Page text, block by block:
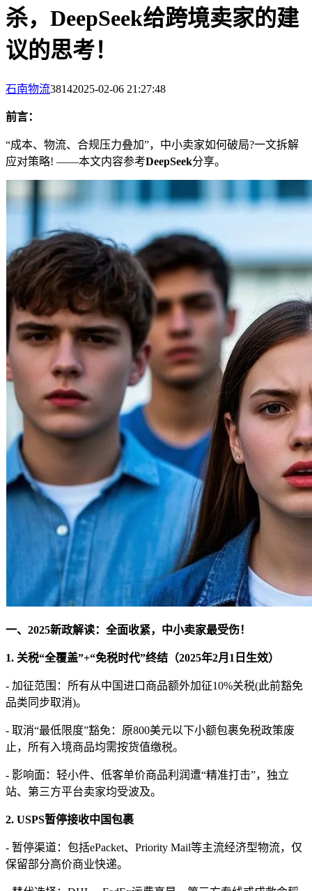
杀，DeepSeek给跨境卖家的建
议的思考！
石南物流38142025-02-06 21:27:48
前言：
“成本、物流、合规压力叠加”，中小卖家如何破局?一文拆解
应对策略! ——本文内容参考DeepSeek分享。
一、2025新政解读：全面收紧，中小卖家最受伤！
1. 关税“全覆盖”+“免税时代”终结（2025年2月1日生效）
- 加征范围：所有从中国进口商品额外加征10%关税(此前豁免
品类同步取消)。
- 取消“最低限度”豁免：原800美元以下小额包裹免税政策废
止，所有入境商品均需按货值缴税。
- 影响面：轻小件、低客单价商品利润遭“精准打击”，独立
站、第三方平台卖家均受波及。
2. USPS暂停接收中国包裹
- 暂停渠道：包括ePacket、Priority Mail等主流经济型物流，仅
保留部分高价商业快递。